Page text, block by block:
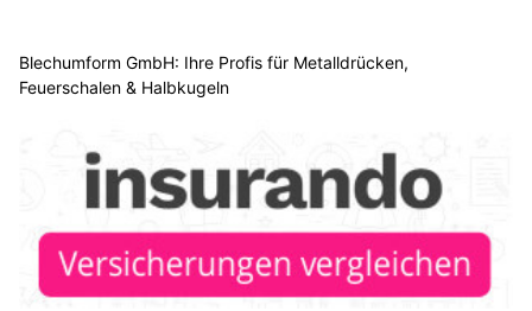
JFK Montagen: Lagereinrichtung mit professionellen Regalsystemen
Robert Wild AG: Massgeschneiderte Schilder für Unternehmen
Bügelfee/Glanzfee: Ihr Wäscheexperte für strahlenden Glanz